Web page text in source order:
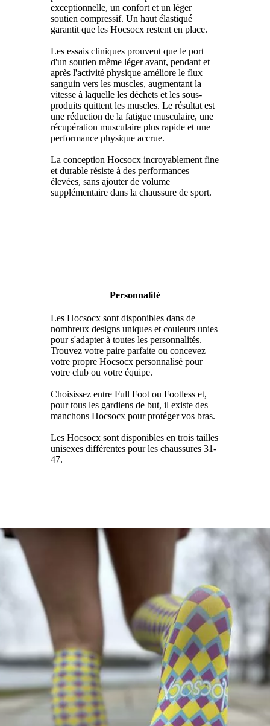
exceptionnelle, un confort et un léger
soutien compressif. Un haut élastiqué
garantit que les Hocsocx restent en place.
Les essais cliniques prouvent que le port
d'un soutien même léger avant, pendant et
après l'activité physique améliore le flux
sanguin vers les muscles, augmentant la
vitesse à laquelle les déchets et les sous-
produits quittent les muscles. Le résultat est
une réduction de la fatigue musculaire, une
récupération musculaire plus rapide et une
performance physique accrue.
La conception Hocsocx incroyablement fine
et durable résiste à des performances
élevées, sans ajouter de volume
supplémentaire dans la chaussure de sport.
Personnalité
Les Hocsocx sont disponibles dans de
nombreux designs uniques et couleurs unies
pour s'adapter à toutes les personnalités.
Trouvez votre paire parfaite ou concevez
votre propre Hocsocx personnalisé pour
votre club ou votre équipe.
Choisissez entre Full Foot ou Footless et,
pour tous les gardiens de but, il existe des
manchons Hocsocx pour protéger vos bras.
Les Hocsocx sont disponibles en trois tailles
unisexes différentes pour les chaussures 31-
47.